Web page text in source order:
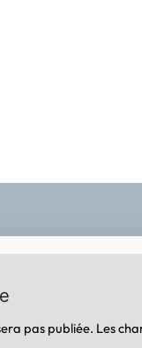
pas publiée. Les